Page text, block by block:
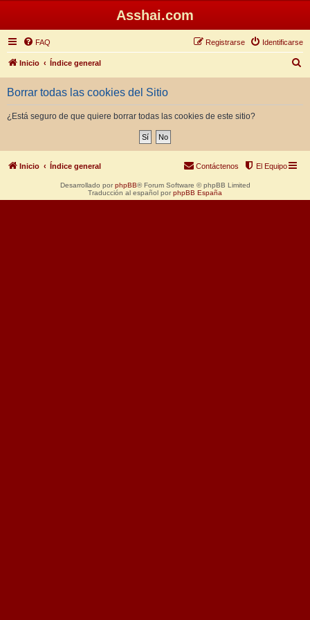
Asshai.com
FAQ Identificarse
Registrarse
Inicio Índice general
u
Borrar todas las cookies del Sitio
¿Está seguro de que quiere borrar todas las cookies de este sitio?
Inicio Índice general El Equipo
Contáctenos
Desarrollado por phpBB® Forum Software © phpBB Limited
Traducción al español por phpBB España